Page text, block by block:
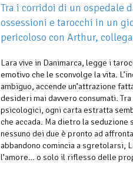
Tra i corridoi di un ospedale
ossessioni e tarocchi in un
pericoloso con Arthur,
Lara vive in Danimarca, legge i
emotivo che le sconvolge la vita.
ambiguo, accende un’attrazione
desideri mai davvero consumati.
psicologici, ogni carta estratta
che accada. Ma dietro la
nessuno dei due è pronto ad
abbandono comincia a sgretolarsi,
l’amore… o solo il riflesso delle